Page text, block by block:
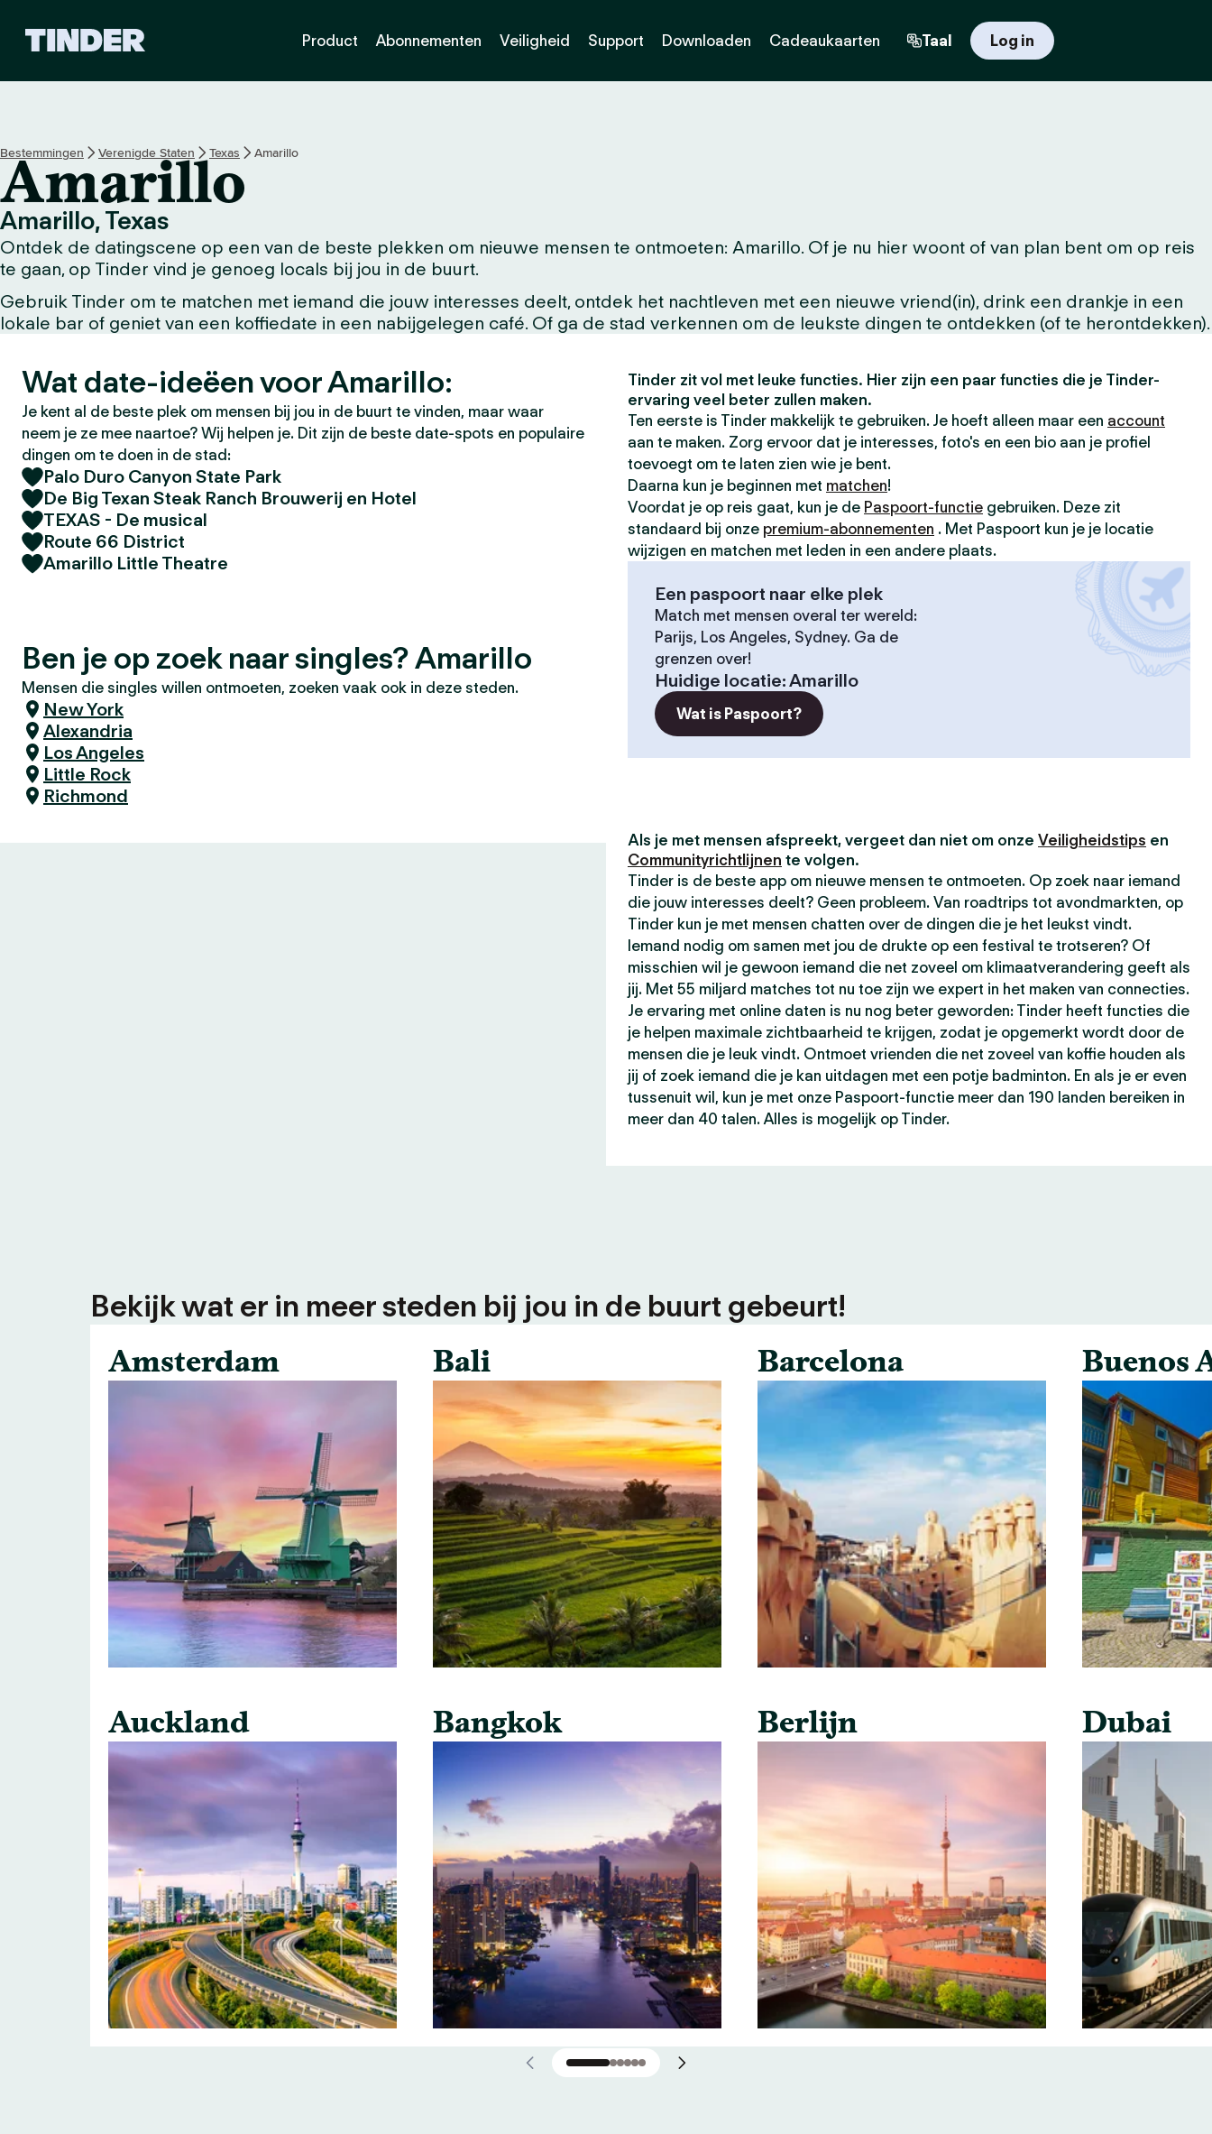
h
o
p
a
g
n
a
Product Abonnementen Veiligheid Support Downloaden Cadeaukaarten Taal Log in
Bestemmingen Verenigde Staten Texas Amarillo
Amarillo
Amarillo, Texas
Ontdek de datingscene op een van de beste plekken om nieuwe mensen te ontmoeten: Amarillo. Of je nu hier woont of van plan bent om op reis
te gaan, op Tinder vind je genoeg locals bij jou in de buurt.
Gebruik Tinder om te matchen met iemand die jouw interesses deelt, ontdek het nachtleven met een nieuwe vriend(in), drink een drankje in een
lokale bar of geniet van een koffiedate in een nabijgelegen café. Of ga de stad verkennen om de leukste dingen te ontdekken (of te herontdekken).
Wat date-ideëen voor Amarillo:
Je kent al de beste plek om mensen bij jou in de buurt te vinden, maar waar
neem je ze mee naartoe? Wij helpen je. Dit zijn de beste date-spots en populaire
dingen om te doen in de stad:
Palo Duro Canyon State Park
De Big Texan Steak Ranch Brouwerij en Hotel
TEXAS - De musical
Route 66 District
Amarillo Little Theatre
Ben je op zoek naar singles? Amarillo
Mensen die singles willen ontmoeten, zoeken vaak ook in deze steden.
New York
Alexandria
Los Angeles
Little Rock
Richmond
Tinder zit vol met leuke functies. Hier zijn een paar functies die je Tinder-
ervaring veel beter zullen maken.
Ten eerste is Tinder makkelijk te gebruiken. Je hoeft alleen maar een account
aan te maken. Zorg ervoor dat je interesses, foto's en een bio aan je profiel
toevoegt om te laten zien wie je bent.
Daarna kun je beginnen met matchen!
Voordat je op reis gaat, kun je de Paspoort-functie gebruiken. Deze zit
standaard bij onze premium-abonnementen . Met Paspoort kun je je locatie
wijzigen en matchen met leden in een andere plaats.
Een paspoort naar elke plek
Match met mensen overal ter wereld:
Parijs, Los Angeles, Sydney. Ga de
grenzen over!
Huidige locatie:Amarillo
Wat is Paspoort?
Als je met mensen afspreekt, vergeet dan niet om onze Veiligheidstips en
Communityrichtlijnen te volgen.
Tinder is de beste app om nieuwe mensen te ontmoeten. Op zoek naar iemand
die jouw interesses deelt? Geen probleem. Van roadtrips tot avondmarkten, op
Tinder kun je met mensen chatten over de dingen die je het leukst vindt.
Iemand nodig om samen met jou de drukte op een festival te trotseren? Of
misschien wil je gewoon iemand die net zoveel om klimaatverandering geeft als
jij. Met 55 miljard matches tot nu toe zijn we expert in het maken van connecties.
Je ervaring met online daten is nu nog beter geworden: Tinder heeft functies die
je helpen maximale zichtbaarheid te krijgen, zodat je opgemerkt wordt door de
mensen die je leuk vindt. Ontmoet vrienden die net zoveel van koffie houden als
jij of zoek iemand die je kan uitdagen met een potje badminton. En als je er even
tussenuit wil, kun je met onze Paspoort-functie meer dan 190 landen bereiken in
meer dan 40 talen. Alles is mogelijk op Tinder.
Bekijk wat er in meer steden bij jou in de buurt gebeurt!
Amsterdam
Auckland
Bali
Bangkok
Barcelona
Berlijn
Buenos
Dubai